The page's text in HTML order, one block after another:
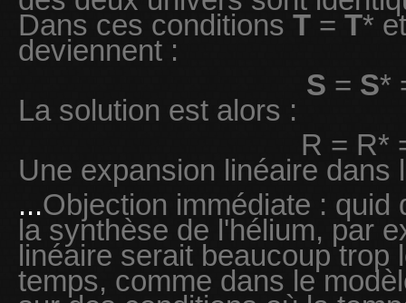
Dans ces conditions T = T*
deviennent :
S = S*
La solution est alors :
R = R*
Une expansion linéaire dans
...Objection immédiate :
la synthèse de l'hélium, par
linéaire serait beaucoup trop
temps, comme dans le